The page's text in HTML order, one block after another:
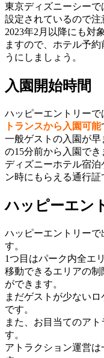
東京ディズニーシー
設定されているので注
2023年2月以降にも対
ますので、ホテル予
うにしましょう。
入園開始時間
ハッピーエントリーで
トランスから入園可能
一般ゲストの入園が早
の15分前から入園でき
ディズニーホテル宿
ン時にもらえる通行証
ハッピーエン
ハッピーエントリーで
す。
1つ目はパーク内全エ
移動できるエリアの
ができます。
まだゲストが少ない
です。
また、お目当てのア
す。
アトラクション運営